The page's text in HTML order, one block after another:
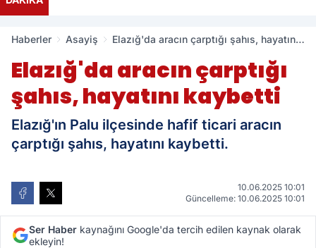
Haberler Asayiş
Elazığ'da aracın çarptığı şahıs, hayatını
Elazığ'da aracın çarptığı
şahıs, hayatını kaybetti
Elazığ'ın Palu ilçesinde hafif ticari aracın
çarptığı şahıs, hayatını kaybetti.
10.06.2025 10:01
Güncelleme: 10.06.2025 10:01
Ser Haber kaynağını Google'da tercih edilen kaynak olarak
ekleyin!